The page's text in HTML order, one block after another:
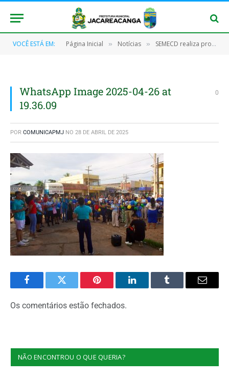
VOCÊ ESTÁ EM: Página Inicial » Notícias » SEMECD realiza programação alusiva ao Dia do Autismo
WhatsApp Image 2025-04-26 at
19.36.09
0
POR COMUNICAPMJ NO 28 DE ABRIL DE 2025
FacebookTwitter Pinterest O
Tumblr
E-
Os comentários estão fechados.
NÃO ENCONTROU O QUE QUERIA?